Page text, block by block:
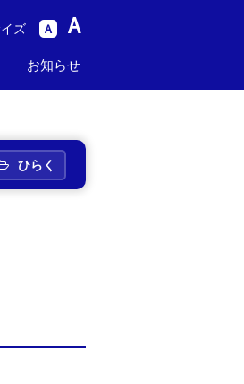
ズ A A
産中止品番
から探す
せ情報
お知らせ
ひらく